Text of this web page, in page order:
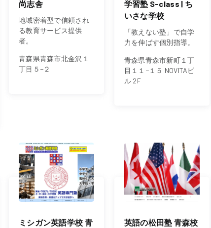
尚志舎
地域密着型で信頼され
る教育サービス提供
者。
青森県青森市北金沢１
丁目５−２
学習塾 S-class | ち
いさな学校
「教えない塾」で自学
力を伸ばす個別指導。
青森県青森市新町１丁
目１１−１５ NOVITAビ
ル 2F
ミシガン英語学校 青
英語の松田塾 青森校